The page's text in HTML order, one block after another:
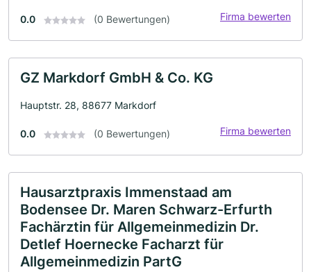
0.0 (0 Bewertungen) Firma bewerten
GZ Markdorf GmbH & Co. KG
Hauptstr. 28, 88677 Markdorf
0.0 (0 Bewertungen) Firma bewerten
Hausarztpraxis Immenstaad am
Bodensee Dr. Maren Schwarz-Erfurth
Fachärztin für Allgemeinmedizin Dr.
Detlef Hoernecke Facharzt für
Allgemeinmedizin PartG